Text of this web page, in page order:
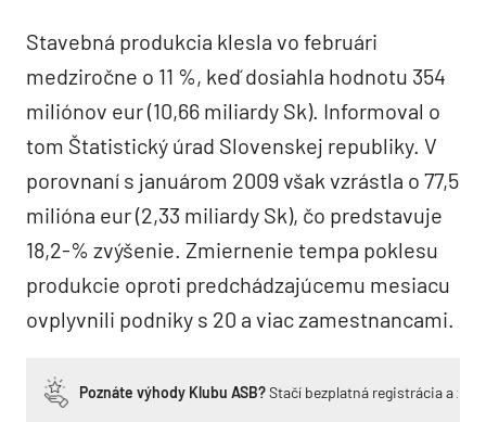
Stavebná produkcia klesla vo februári
medziročne o 11 %, keď dosiahla hodnotu 354
miliónov eur (10,66 miliardy Sk). Informoval o
tom Štatistický úrad Slovenskej republiky. V
porovnaní s januárom 2009 však vzrástla o 77,5
milióna eur (2,33 miliardy Sk), čo predstavuje
18,2-% zvýšenie. Zmiernenie tempa poklesu
produkcie oproti predchádzajúcemu mesiacu
ovplyvnili podniky s 20 a viac zamestnancami.
Poznáte výhody Klubu ASB?Stačí bezplatná registrácia a